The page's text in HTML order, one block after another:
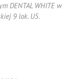
DENTAL WHITE w
9 lok. U5.